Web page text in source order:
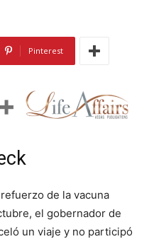
Pinterest
de la vacuna
el gobernador de
un viaje y no participó